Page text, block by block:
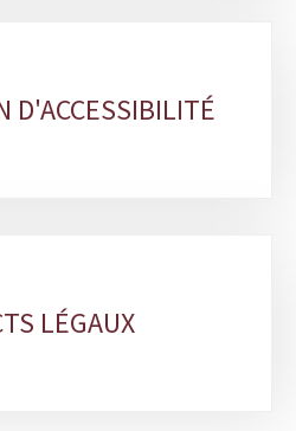
D'ACCESSIBILITÉ
LÉGAUX